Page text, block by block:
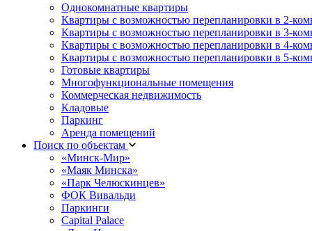
Однокомнатные квартиры
Квартиры с возможностью перепланировки в 2-
Квартиры с возможностью перепланировки в 3-
Квартиры с возможностью перепланировки в 4-
Квартиры с возможностью перепланировки в 5-
Готовые квартиры
Многофункциональные помещения
Коммерческая недвижимость
Кладовые
Паркинг
Аренда помещений
Поиск по объектам
«Минск-Мир»
«Маяк Минска»
«Парк Челюскинцев»
ФОК Вивальди
Паркинги
Capital Palace